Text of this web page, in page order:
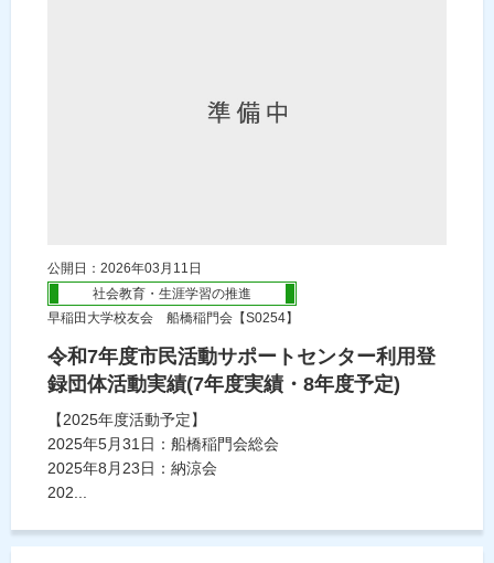
公開日：2026年03月11日
社会教育・生涯学習の推進
早稲田大学校友会 船橋稲門会【S0254】
令和7年度市民活動サポートセンター利用登
録団体活動実績(7年度実績・8年度予定)
【2025年度活動予定】
2025年5月31日：船橋稲門会総会
2025年8月23日：納涼会
202...